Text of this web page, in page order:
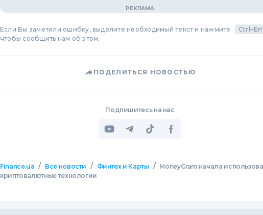
Если Вы заметили ошибку, выделите необходимый текст и нажмите
чтобы сообщить нам об этом.
ПОДЕЛИТЬСЯ НОВОСТЬЮ
Подпишитесь на нас
Finance.ua / Все новости / Финтех и Карты / MoneyGram начала
криптовалютные технологии